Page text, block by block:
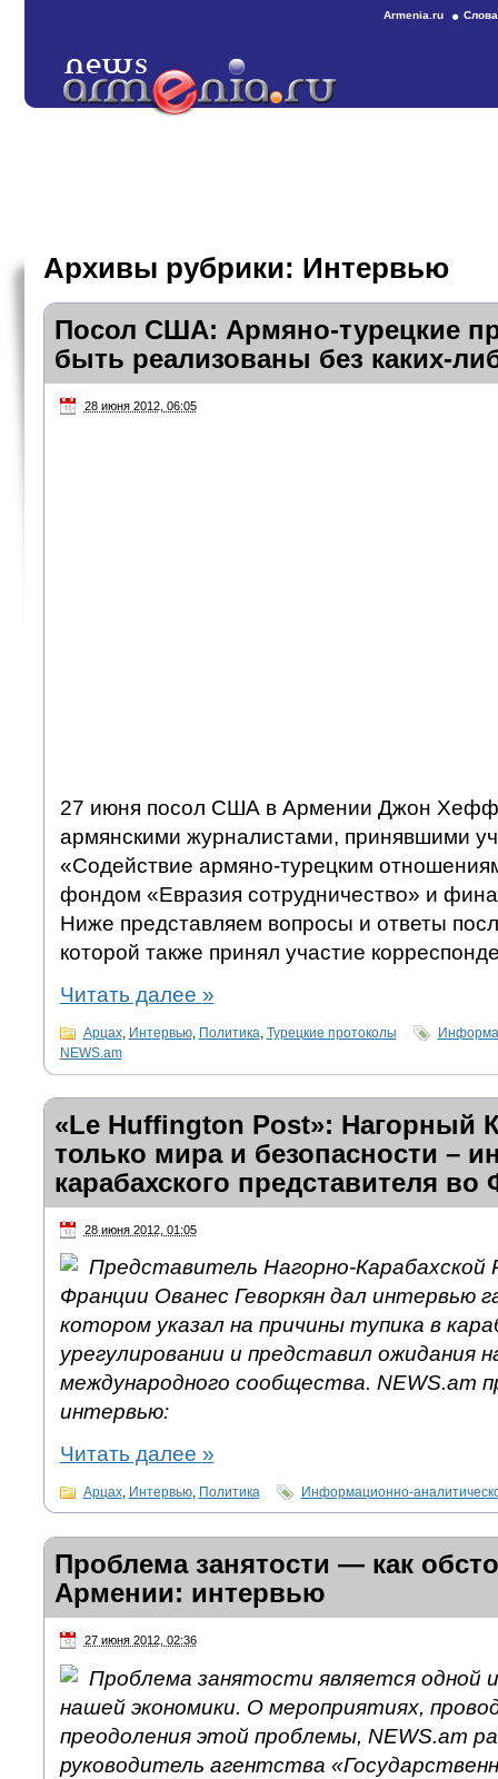
Armenia.ru
Архивы рубрики: Интервью
Посол США: Армяно-турецкие
быть реализованы без каких-
28 июня 2012, 06:05
27 июня посол США в Армении Джон
армянскими журналистами, принявшими
«Содействие армяно-турецким
фондом «Евразия сотрудничество» и
Ниже представляем вопросы и ответы
которой также принял участие
Читать далее »
Арцах, Интервью, Политика Турецкие протоколы
NEWS.am
«Le Huffington Post»: Нагорный
только мира и безопасности –
карабахского представителя во
28 июня 2012, 01:05
Представитель Нагорно-Карабахской
Франции Ованес Геворкян дал интервью
котором указал на причины тупика в
урегулировании и представил ожидания
международного сообщества. NEWS.am
интервью:
Читать далее »
Арцах, Интервью, Политика Информационно-
Проблема занятости — как
Армении: интервью
27 июня 2012, 02:36
Проблема занятости является одной
нашей экономики. О мероприятиях,
преодоления этой проблемы, NEWS.am
руководитель агентства